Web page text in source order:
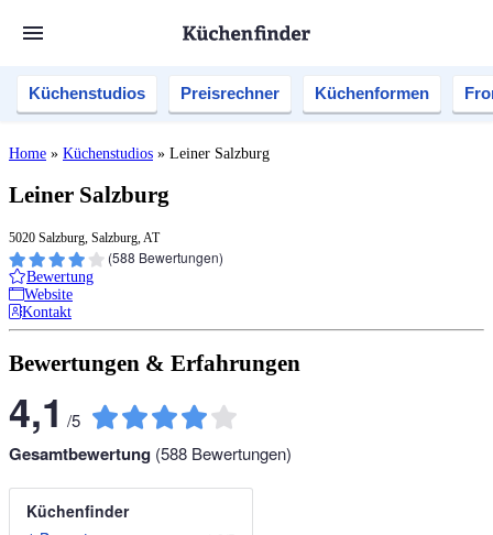
Küchenstudios Preisrechner Küchenformen
Home » Küchenstudios » Leiner Salzburg
Leiner Salzburg
5020 Salzburg, Salzburg, AT
(588 Bewertungen)
Bewertung
Website
Kontakt
Bewertungen & Erfahrungen
4,1 /5
Gesamtbewertung (588 Bewertungen)
Küchenfinder